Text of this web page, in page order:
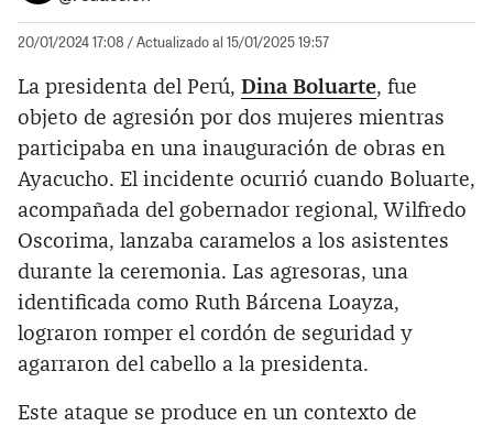
20/01/2024 17:08 / Actualizado al 15/01/2025 19:57
La presidenta del Perú, Dina Boluarte, fue
objeto de agresión por dos mujeres mientras
participaba en una inauguración de obras en
Ayacucho. El incidente ocurrió cuando Boluarte,
acompañada del gobernador regional, Wilfredo
Oscorima, lanzaba caramelos a los asistentes
durante la ceremonia. Las agresoras, una
identificada como Ruth Bárcena Loayza,
lograron romper el cordón de seguridad y
agarraron del cabello a la presidenta.
Este ataque se produce en un contexto de